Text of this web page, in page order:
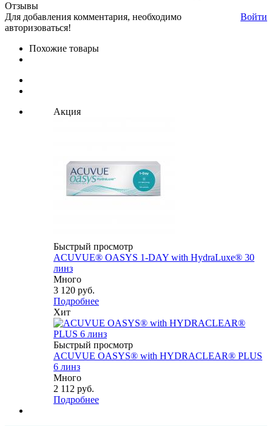
Отзывы
Войти
Для добавления комментария, необходимо
авторизоваться!
Похожие товары
Акция
Быстрый просмотр
ACUVUE® OASYS 1-DAY with HydraLuxe® 30
линз
Много
3 120 руб.
Подробнее
Хит
Быстрый просмотр
ACUVUE OASYS® with HYDRACLEAR® PLUS
6 линз
Много
2 112 руб.
Подробнее